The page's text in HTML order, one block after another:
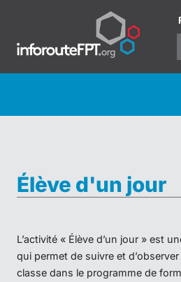
Élève d'un jour
L’activité « Élève d’un jour » est
qui permet de suivre et
classe dans le programme de